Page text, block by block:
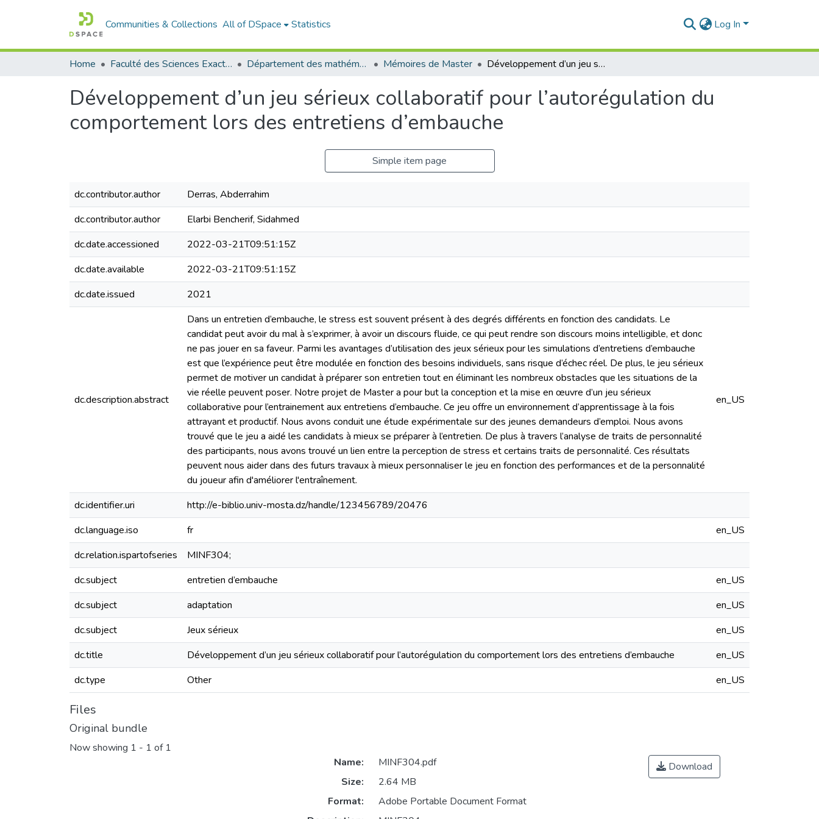
Communities & Collections All of DSpace Statistics Log In
Home Faculté des Sciences Exactes et de l'Informatique Département des mathématiques et informatique Mémoires de Master Développement d’un jeu sérieux collaboratif pour l’autorégulation du comportement lors des entretiens d’embauche
Développement d’un jeu sérieux collaboratif pour l’autorégulation du
comportement lors des entretiens d’embauche
Simple item page
dc.contributor.author
Derras, Abderrahim
dc.contributor.author
Elarbi Bencherif, Sidahmed
dc.date.accessioned
2022-03-21T09:51:15Z
dc.date.available
2022-03-21T09:51:15Z
dc.date.issued
2021
dc.description.abstract
Dans un entretien d’embauche, le stress est souvent présent à des degrés différents en fonction des candidats. Le
candidat peut avoir du mal à s’exprimer, à avoir un discours fluide, ce qui peut rendre son discours moins intelligible, et donc
ne pas jouer en sa faveur. Parmi les avantages d’utilisation des jeux sérieux pour les simulations d’entretiens d’embauche
est que l’expérience peut être modulée en fonction des besoins individuels, sans risque d’échec réel. De plus, le jeu sérieux
permet de motiver un candidat à préparer son entretien tout en éliminant les nombreux obstacles que les situations de la
vie réelle peuvent poser. Notre projet de Master a pour but la conception et la mise en œuvre d’un jeu sérieux
collaborative pour l’entrainement aux entretiens d’embauche. Ce jeu offre un environnement d’apprentissage à la fois
attrayant et productif. Nous avons conduit une étude expérimentale sur des jeunes demandeurs d’emploi. Nous avons
trouvé que le jeu a aidé les candidats à mieux se préparer à l’entretien. De plus à travers l’analyse de traits de personnalité
des participants, nous avons trouvé un lien entre la perception de stress et certains traits de personnalité. Ces résultats
peuvent nous aider dans des futurs travaux à mieux personnaliser le jeu en fonction des performances et de la personnalité
du joueur afin d'améliorer l'entraînement.
en_US
dc.identifier.uri
http://e-biblio.univ-mosta.dz/handle/123456789/20476
dc.language.iso
fr
en_US
dc.relation.ispartofseries
MINF304;
dc.subject
entretien d’embauche
en_US
dc.subject
adaptation
en_US
dc.subject
Jeux sérieux
en_US
dc.title
Développement d’un jeu sérieux collaboratif pour l’autorégulation du comportement lors des entretiens d’embauche
en_US
dc.type
Other en_US
Files
Original bundle
Now showing 1 - 1 of 1
Name:
MINF304.pdf
Size:
2.64 MB
Format:
Adobe Portable Document Format
Download